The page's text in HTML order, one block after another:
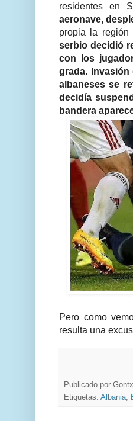
residentes en
aeronave,
propia la
serbio decidió
con los
grada.
albaneses se
decidía
bandera
Pero como
resulta una
Publicado por
Etiquetas: Albania,